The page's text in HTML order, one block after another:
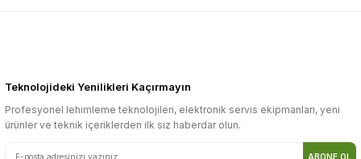
Teknolojideki Yenilikleri Kaçırmayın
Profesyonel lehimleme teknolojileri, elektronik servis ekipmanları, yeni
ürünler ve teknik içeriklerden ilk siz haberdar olun.
ABONE OL